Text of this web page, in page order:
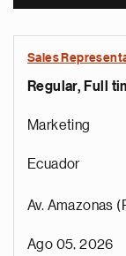
Sales
Regular, Full
Marketing
Ecuador
Av. Amazonas
Ago 05, 2026